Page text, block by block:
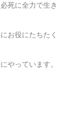
死に全力で生き
お役にたちたく
やっています。